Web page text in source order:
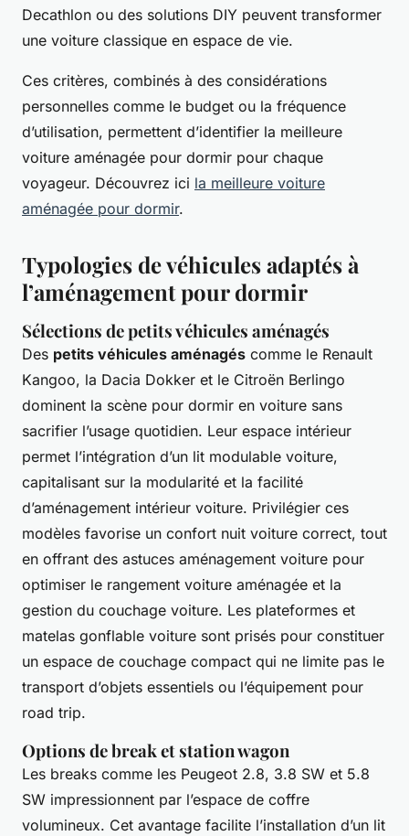
Decathlon ou des solutions DIY peuvent transformer
une voiture classique en espace de vie.
Ces critères, combinés à des considérations
personnelles comme le budget ou la fréquence
d’utilisation, permettent d’identifier la meilleure
voiture aménagée pour dormir pour chaque
voyageur. Découvrez ici la meilleure voiture
aménagée pour dormir.
Typologies de véhicules adaptés à
l’aménagement pour dormir
Sélections de petits véhicules aménagés
Des petits véhicules aménagés comme le Renault
Kangoo, la Dacia Dokker et le Citroën Berlingo
dominent la scène pour dormir en voiture sans
sacrifier l’usage quotidien. Leur espace intérieur
permet l’intégration d’un lit modulable voiture,
capitalisant sur la modularité et la facilité
d’aménagement intérieur voiture. Privilégier ces
modèles favorise un confort nuit voiture correct, tout
en offrant des astuces aménagement voiture pour
optimiser le rangement voiture aménagée et la
gestion du couchage voiture. Les plateformes et
matelas gonflable voiture sont prisés pour constituer
un espace de couchage compact qui ne limite pas le
transport d’objets essentiels ou l’équipement pour
road trip.
Options de break et station wagon
Les breaks comme les Peugeot 2.8, 3.8 SW et 5.8
SW impressionnent par l’espace de coffre
volumineux. Cet avantage facilite l’installation d’un lit